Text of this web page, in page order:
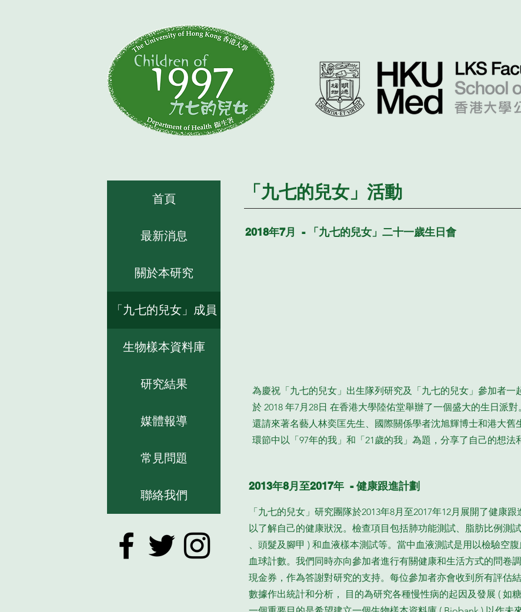
首頁
最新消息
關於本研究
「九七的兒女」成員
生物樣本資料庫
研究結果
媒體報導
常見問題
聯絡我們
「九七的兒女」活動
2018年7月 - 「九七的兒女」二十一歲生日會
為慶祝「九七的兒女」出生隊列研究及「九七的兒女」參加者一
於 2018 年7月28日 在香港大學陸佑堂舉辦了一個盛大的生日派
還請來著名藝人林奕匡先生、國際關係學者沈旭輝博士和港大
環節中以「97年的我」和「21歲的我」為題，分享了自己的想法
2013年8月至2017年 - 健康跟進計劃
「九七的兒女」研究團隊於2013年8月至2017年12月展開了健康
以了解自己的健康狀況。檢查項目包括肺功能測試、脂肪比例測
、頭髮及腳甲 ) 和血液樣本測試等。當中血液測試是用以檢驗空
血球計數。我們同時亦向參加者進行有關健康和生活方式的問卷
現金券，作為答謝對研究的支持。每位參加者亦會收到所有評估
數據作出統計和分析， 目的為研究各種慢性病的起因及發展 ( 如